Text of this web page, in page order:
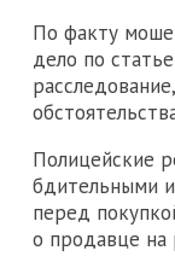
По факту
дело по
Полицейские
бдительными
перед
о продавце на